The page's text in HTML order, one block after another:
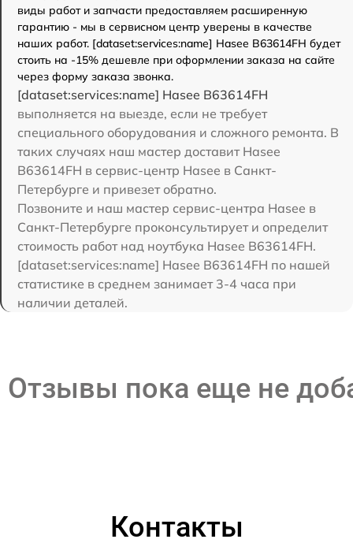
виды работ и запчасти предоставляем расширенную
гарантию - мы в сервисном центр уверены в качестве
наших работ. [dataset:services:name] Hasee B63614FH будет
стоить на -15% дешевле при оформлении заказа на сайте
через форму заказа звонка.
[dataset:services:name] Hasee B63614FH
выполняется на выезде, если не требует
специального оборудования и сложного ремонта. В
таких случаях наш мастер доставит Hasee
B63614FH в сервис-центр Hasee в Санкт-
Петербурге и привезет обратно.
Позвоните и наш мастер сервис-центра Hasee в
Санкт-Петербурге проконсультирует и определит
стоимость работ над ноутбука Hasee B63614FH.
[dataset:services:name] Hasee B63614FH по нашей
статистике в среднем занимает 3-4 часа при
наличии деталей.
Отзывы пока еще не
Контакты